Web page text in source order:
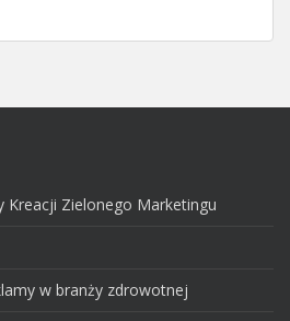
Kreacji Zielonego Marketingu
w branży zdrowotnej